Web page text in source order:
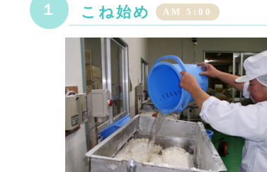
１ こね始め AM 5:00